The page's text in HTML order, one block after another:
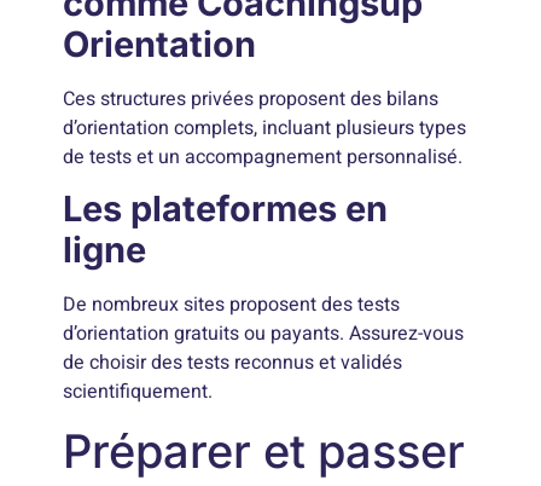
Orientation
Ces structures privées proposent des bilans
d’orientation complets, incluant plusieurs types
de tests et un accompagnement personnalisé.
Les plateformes en
ligne
De nombreux sites proposent des tests
d’orientation gratuits ou payants. Assurez-vous
de choisir des tests reconnus et validés
scientifiquement.
Préparer et passer